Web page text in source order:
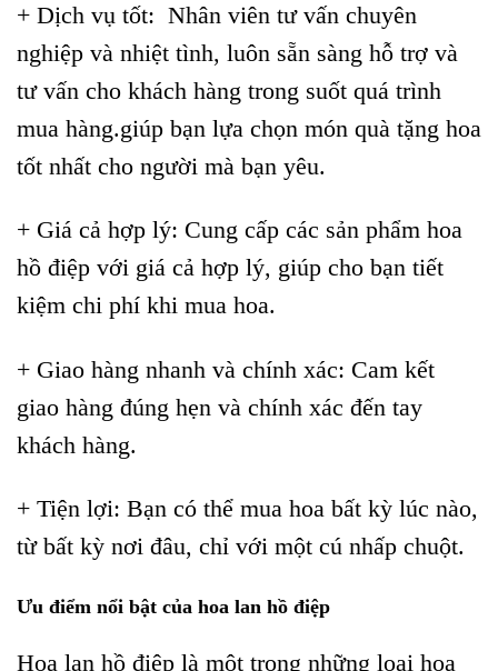
+ Dịch vụ tốt: Nhân viên tư vấn chuyên
nghiệp và nhiệt tình, luôn sẵn sàng hỗ trợ và
tư vấn cho khách hàng trong suốt quá trình
mua hàng.giúp bạn lựa chọn món quà tặng hoa
tốt nhất cho người mà bạn yêu.
+ Giá cả hợp lý: Cung cấp các sản phẩm hoa
hồ điệp với giá cả hợp lý, giúp cho bạn tiết
kiệm chi phí khi mua hoa.
+ Giao hàng nhanh và chính xác: Cam kết
giao hàng đúng hẹn và chính xác đến tay
khách hàng.
+ Tiện lợi: Bạn có thể mua hoa bất kỳ lúc nào,
từ bất kỳ nơi đâu, chỉ với một cú nhấp chuột.
Ưu điểm nổi bật của hoa lan hồ điệp
Hoa lan hồ điệp là một trong những loại hoa